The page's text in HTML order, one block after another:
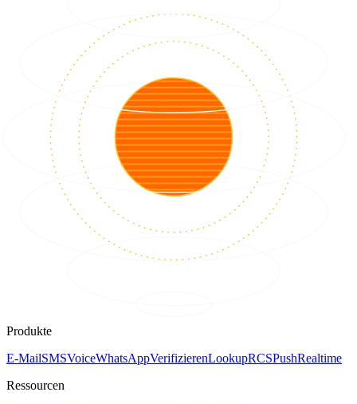
Produkte
E-MailSMSVoiceWhatsAppVerifizierenLookupRCSPushRealtime
Ressourcen